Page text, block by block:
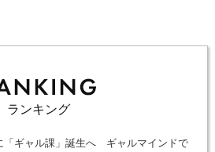
ランキング
「ギャル課」誕生へ ギャルマインドで